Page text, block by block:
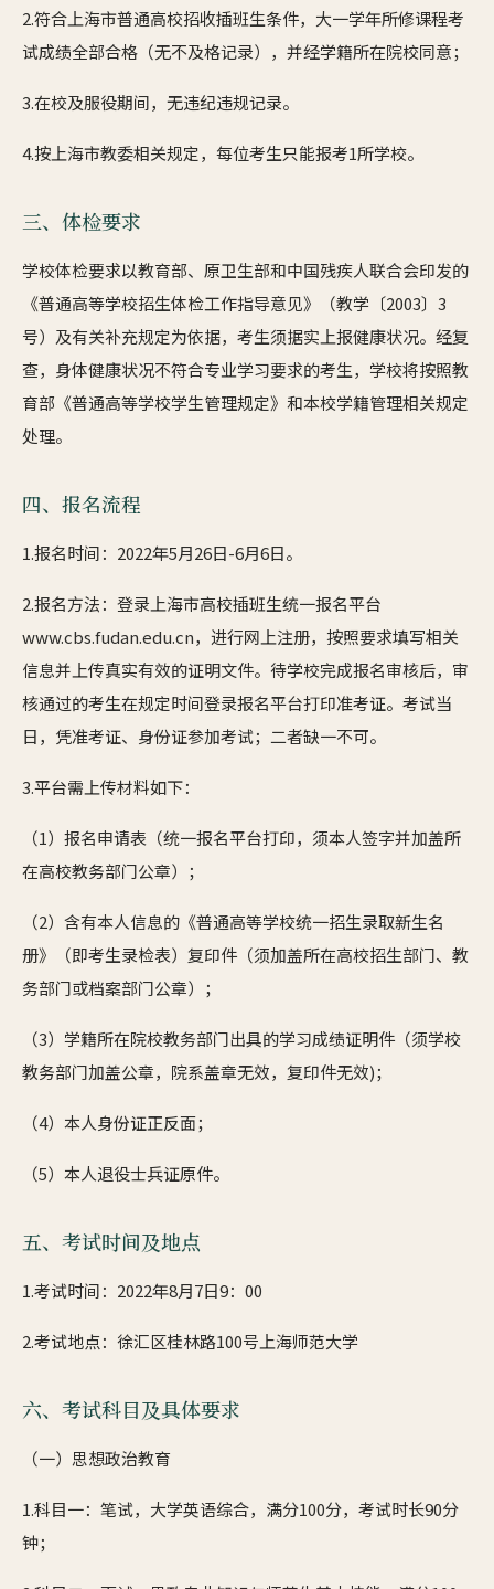
2.符合上海市普通高校招收插班生条件，大一学年所修课程考
试成绩全部合格（无不及格记录），并经学籍所在院校同意；
3.在校及服役期间，无违纪违规记录。
4.按上海市教委相关规定，每位考生只能报考1所学校。
三、体检要求
学校体检要求以教育部、原卫生部和中国残疾人联合会印发的
《普通高等学校招生体检工作指导意见》（教学〔2003〕3
号）及有关补充规定为依据，考生须据实上报健康状况。经复
查，身体健康状况不符合专业学习要求的考生，学校将按照教
育部《普通高等学校学生管理规定》和本校学籍管理相关规定
处理。
四、报名流程
1.报名时间：2022年5月26日-6月6日。
2.报名方法：登录上海市高校插班生统一报名平台
www.cbs.fudan.edu.cn，进行网上注册，按照要求填写相关
信息并上传真实有效的证明文件。待学校完成报名审核后，审
核通过的考生在规定时间登录报名平台打印准考证。考试当
日，凭准考证、身份证参加考试；二者缺一不可。
3.平台需上传材料如下：
（1）报名申请表（统一报名平台打印，须本人签字并加盖所
在高校教务部门公章）；
（2）含有本人信息的《普通高等学校统一招生录取新生名
册》（即考生录检表）复印件（须加盖所在高校招生部门、教
务部门或档案部门公章）；
（3）学籍所在院校教务部门出具的学习成绩证明件（须学校
教务部门加盖公章，院系盖章无效，复印件无效)；
（4）本人身份证正反面；
（5）本人退役士兵证原件。
五、考试时间及地点
1.考试时间：2022年8月7日9：00
2.考试地点：徐汇区桂林路100号上海师范大学
六、考试科目及具体要求
（一）思想政治教育
1.科目一：笔试，大学英语综合，满分100分，考试时长90分
钟；